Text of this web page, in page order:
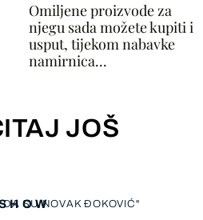
Omiljene proizvode za
njegu sada možete kupiti i
usput, tijekom nabavke
namirnica...
JOŠ
DA SU NOVAK ĐOKOVIĆ"